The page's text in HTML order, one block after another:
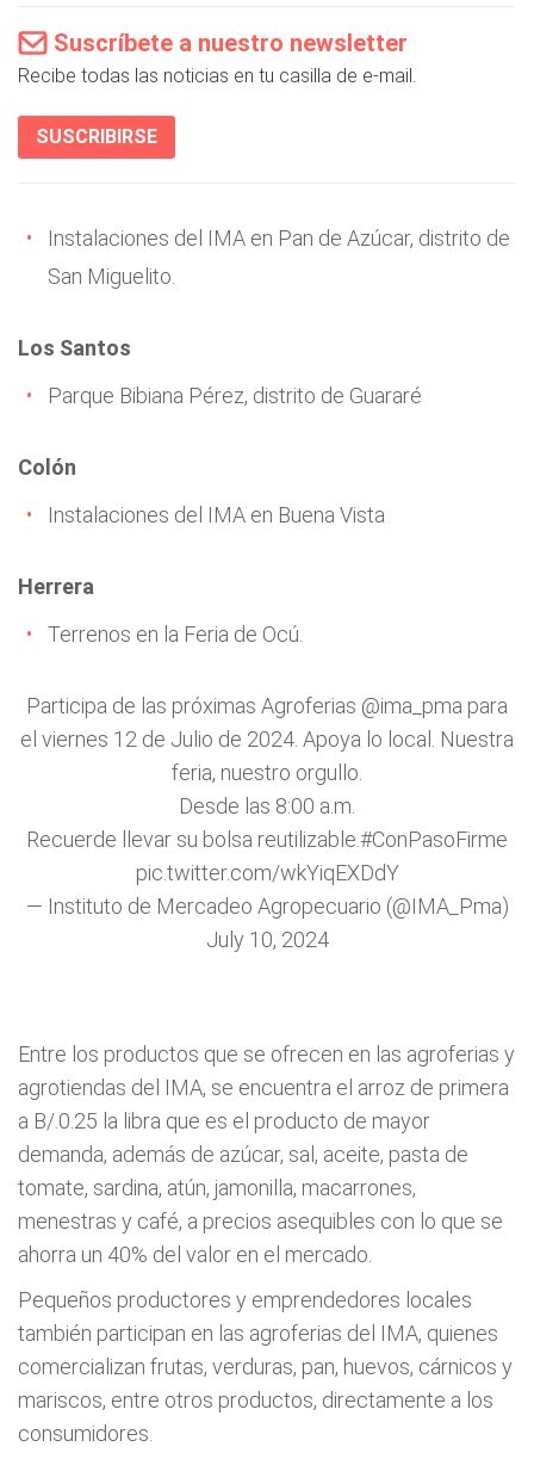
Suscríbete a nuestro newsletter
Recibe todas las noticias en tu casilla de e-mail.
SUSCRIBIRSE
Instalaciones del IMA en Pan de Azúcar, distrito de
San Miguelito.
Los Santos
Parque Bibiana Pérez, distrito de Guararé
Colón
Instalaciones del IMA en Buena Vista
Herrera
Terrenos en la Feria de Ocú.
Participa de las próximas Agroferias @ima_pma para
el viernes 12 de Julio de 2024. Apoya lo local. Nuestra
feria, nuestro orgullo.
Desde las 8:00 a.m.
Recuerde llevar su bolsa reutilizable.#ConPasoFirme
pic.twitter.com/wkYiqEXDdY
— Instituto de Mercadeo Agropecuario (@IMA_Pma)
July 10, 2024
Entre los productos que se ofrecen en las agroferias y
agrotiendas del IMA, se encuentra el arroz de primera
a B/.0.25 la libra que es el producto de mayor
demanda, además de azúcar, sal, aceite, pasta de
tomate, sardina, atún, jamonilla, macarrones,
menestras y café, a precios asequibles con lo que se
ahorra un 40% del valor en el mercado.
Pequeños productores y emprendedores locales
también participan en las agroferias del IMA, quienes
comercializan frutas, verduras, pan, huevos, cárnicos y
mariscos, entre otros productos, directamente a los
consumidores.